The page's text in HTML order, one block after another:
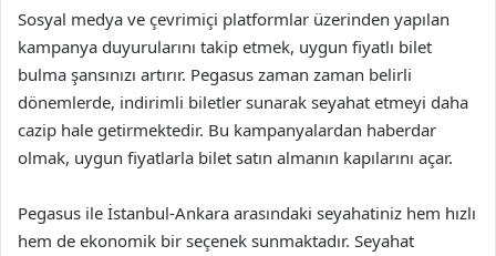
Sosyal medya ve çevrimiçi platformlar üzerinden yapılan
kampanya duyurularını takip etmek, uygun fiyatlı bilet
bulma şansınızı artırır. Pegasus zaman zaman belirli
dönemlerde, indirimli biletler sunarak seyahat etmeyi daha
cazip hale getirmektedir. Bu kampanyalardan haberdar
olmak, uygun fiyatlarla bilet satın almanın kapılarını açar.
Pegasus ile İstanbul-Ankara arasındaki seyahatiniz hem hızlı
hem de ekonomik bir seçenek sunmaktadır. Seyahat